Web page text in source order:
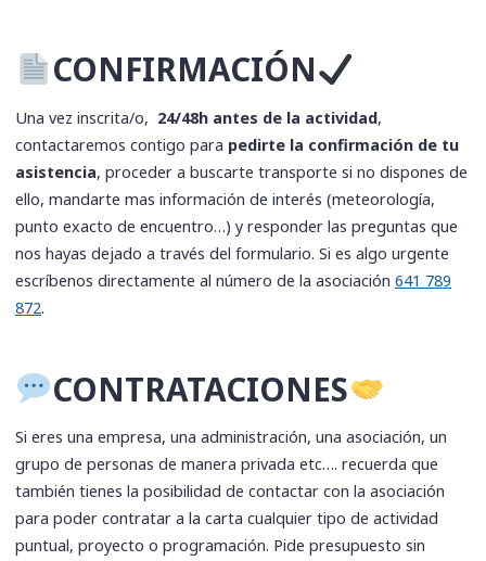
CONFIRMACIÓN
Una vez inscrita/o, 24/48h antes de la actividad,
contactaremos contigo para pedirte la confirmación de tu
asistencia, proceder a buscarte transporte si no dispones de
ello, mandarte mas información de interés (meteorología,
punto exacto de encuentro…) y responder las preguntas que
nos hayas dejado a través del formulario. Si es algo urgente
escríbenos directamente al número de la asociación641 789
872.
​CONTRATACIONES
Si eres una empresa, una administración, una asociación, un
grupo de personas de manera privada etc…. recuerda que
también tienes la posibilidad de contactar con la asociación
para poder contratar a la carta cualquier tipo de actividad
puntual, proyecto o programación. Pide presupuesto sin